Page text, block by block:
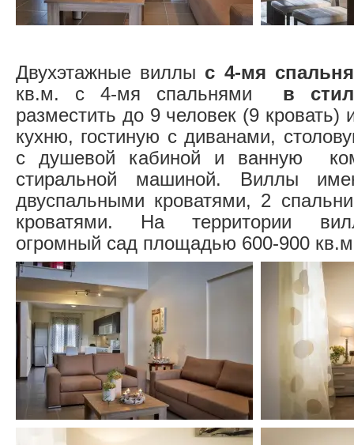
Двухэтажные виллы с 4-мя
кв.м. с 4-мя спальнями в
разместить до 9 человек (9 кровать)
кухню, гостиную с диванами,
с душевой кабиной и ванную
стиральной машиной. Виллы
двуспальными кроватями, 2
кроватями. На территории
огромный сад площадью 600-900